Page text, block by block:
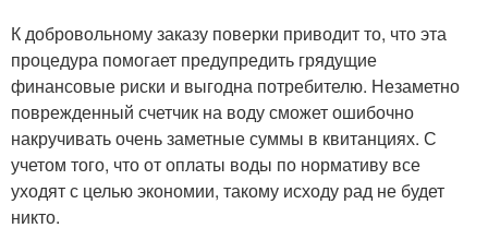
К добровольному заказу поверки приводит то, что эта
процедура помогает предупредить грядущие
финансовые риски и выгодна потребителю. Незаметно
поврежденный счетчик на воду сможет ошибочно
накручивать очень заметные суммы в квитанциях. С
учетом того, что от оплаты воды по нормативу все
уходят с целью экономии, такому исходу рад не будет
никто.